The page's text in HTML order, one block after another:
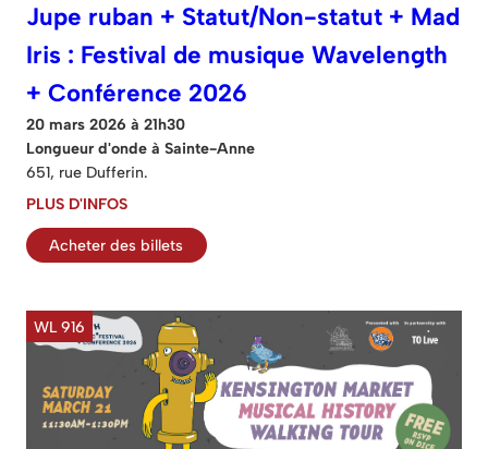
Jupe ruban + Statut/Non-statut + Mad
Iris : Festival de musique Wavelength
+ Conférence 2026
20 mars 2026 à 21h30
Longueur d'onde à Sainte-Anne
651, rue Dufferin.
PLUS D'INFOS
Acheter des billets
WL 916